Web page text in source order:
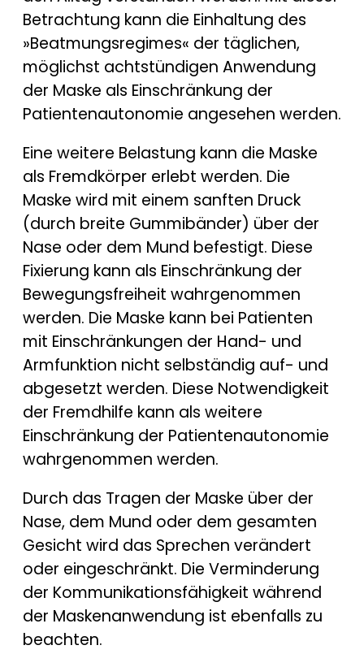
Betrachtung kann die Einhaltung des
»Beatmungsregimes« der täglichen,
möglichst achtstündigen Anwendung
der Maske als Einschränkung der
Patientenautonomie angesehen werden.
Eine weitere Belastung kann die Maske
als Fremdkörper erlebt werden. Die
Maske wird mit einem sanften Druck
(durch breite Gummibänder) über der
Nase oder dem Mund befestigt. Diese
Fixierung kann als Einschränkung der
Bewegungsfreiheit wahrgenommen
werden. Die Maske kann bei Patienten
mit Einschränkungen der Hand- und
Armfunktion nicht selbständig auf- und
abgesetzt werden. Diese Notwendigkeit
der Fremdhilfe kann als weitere
Einschränkung der Patientenautonomie
wahrgenommen werden.
Durch das Tragen der Maske über der
Nase, dem Mund oder dem gesamten
Gesicht wird das Sprechen verändert
oder eingeschränkt. Die Verminderung
der Kommunikationsfähigkeit während
der Maskenanwendung ist ebenfalls zu
beachten.